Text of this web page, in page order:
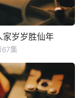
人家岁岁胜仙年
家岁岁胜仙年
67集